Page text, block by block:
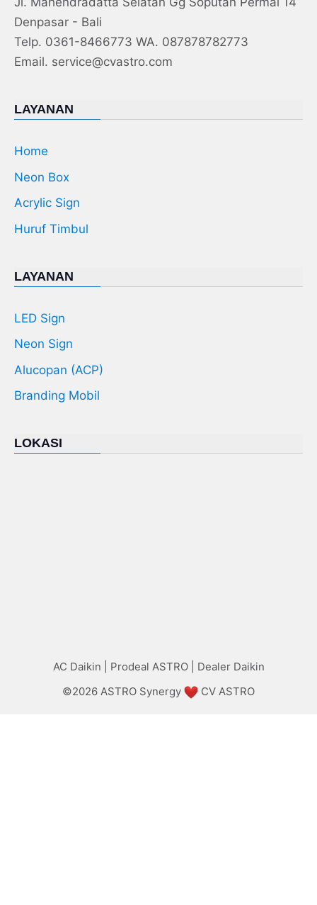
Denpasar - Bali
Telp. 0361-8466773 WA. 087878782773
Email. service@cvastro.com
LAYANAN
Home
Neon Box
Acrylic Sign
Huruf Timbul
LAYANAN
LED Sign
Neon Sign
Alucopan (ACP)
Branding Mobil
LOKASI
AC Daikin Prodeal ASTRO| Dealer Daikin
©2026 ASTRO Synergy CV ASTRO